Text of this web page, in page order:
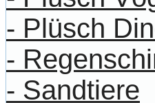
- Plüsch
-
- Sandtiere